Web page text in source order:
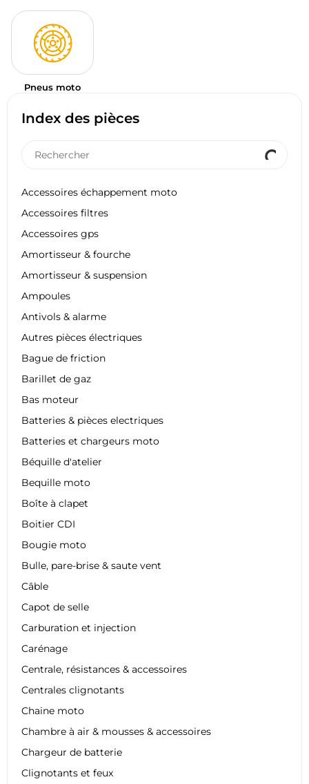
Index des pièces
Accessoires échappement moto
Accessoires filtres
Accessoires gps
Amortisseur & fourche
Amortisseur & suspension
Ampoules
Antivols & alarme
Autres pièces électriques
Bague de friction
Barillet de gaz
Bas moteur
Batteries & pièces electriques
Batteries et chargeurs moto
Béquille d'atelier
Bequille moto
Boîte à clapet
Boitier CDI
Bougie moto
Bulle, pare-brise & saute vent
Câble
Capot de selle
Carburation et injection
Carénage
Centrale, résistances & accessoires
Centrales clignotants
Chaine moto
Chambre à air & mousses & accessoires
Chargeur de batterie
Clignotants et feux
Pneus moto